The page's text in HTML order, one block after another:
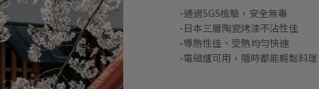
-通過SGS檢驗，安全無毒
-日本三層陶瓷烤漆不沾性佳
-導熱性佳、受熱均勻快速
-電磁爐可用，隨時都能輕鬆料理